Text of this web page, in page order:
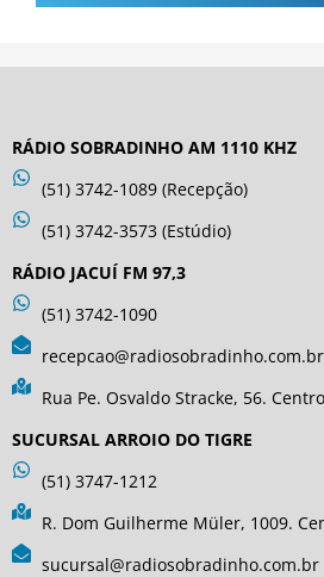
RÁDIO SOBRADINHO AM 1110 KHZ
(51) 3742-1089 (Recepção)
(51) 3742-3573 (Estúdio)
RÁDIO JACUÍ FM 97,3
(51) 3742-1090
recepcao@radiosobradinho.com.br
Rua Pe. Osvaldo Stracke, 56.
SUCURSAL ARROIO DO TIGRE
(51) 3747-1212
R. Dom Guilherme Müler, 1009.
sucursal@radiosobradinho.com.br